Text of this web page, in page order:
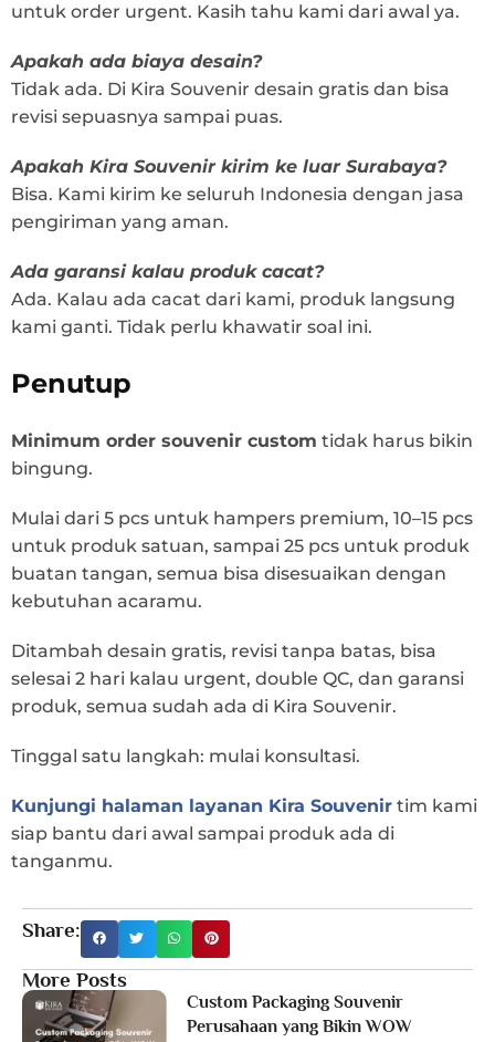
untuk order urgent. Kasih tahu kami dari awal ya.
Apakah ada biaya desain?
Tidak ada. Di Kira Souvenir desain gratis dan bisa
revisi sepuasnya sampai puas.
Apakah Kira Souvenir kirim ke luar Surabaya?
Bisa. Kami kirim ke seluruh Indonesia dengan jasa
pengiriman yang aman.
Ada garansi kalau produk cacat?
Ada. Kalau ada cacat dari kami, produk langsung
kami ganti. Tidak perlu khawatir soal ini.
Penutup
Minimum order souvenir custom tidak harus bikin
bingung.
Mulai dari 5 pcs untuk hampers premium, 10–15 pcs
untuk produk satuan, sampai 25 pcs untuk produk
buatan tangan, semua bisa disesuaikan dengan
kebutuhan acaramu.
Ditambah desain gratis, revisi tanpa batas, bisa
selesai 2 hari kalau urgent, double QC, dan garansi
produk, semua sudah ada di Kira Souvenir.
Tinggal satu langkah: mulai konsultasi.
Kunjungi halaman layanan Kira Souvenir tim kami
siap bantu dari awal sampai produk ada di
tanganmu.
Share:
More Posts
Custom Packaging Souvenir
Perusahaan yang Bikin WOW